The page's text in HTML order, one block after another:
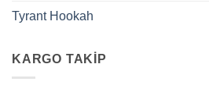
Tyrant Hookah
KARGO TAKIP